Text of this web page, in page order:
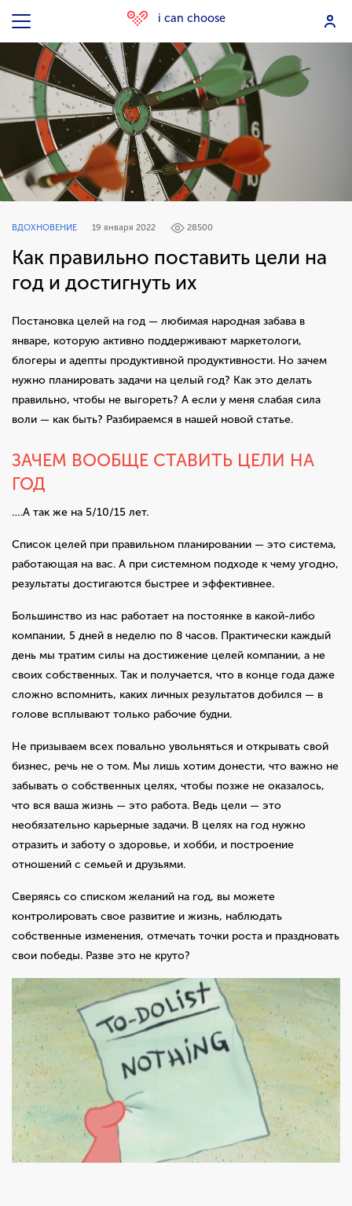
i can choose
ВДОХНОВЕНИЕ 19 января 2022 28500
Как правильно поставить цели на
год и достигнуть их
Постановка целей на год — любимая народная забава в
январе, которую активно поддерживают маркетологи,
блогеры и адепты продуктивной продуктивности. Но зачем
нужно планировать задачи на целый год? Как это делать
правильно, чтобы не выгореть? А если у меня слабая сила
воли — как быть? Разбираемся в нашей новой статье.
ЗАЧЕМ ВООБЩЕ СТАВИТЬ ЦЕЛИ НА
ГОД
….А так же на 5/10/15 лет.
Список целей при правильном планировании — это система,
работающая на вас. А при системном подходе к чему угодно,
результаты достигаются быстрее и эффективнее.
Большинство из нас работает на постоянке в какой-либо
компании, 5 дней в неделю по 8 часов. Практически каждый
день мы тратим силы на достижение целей компании, а не
своих собственных. Так и получается, что в конце года даже
сложно вспомнить, каких личных результатов добился — в
голове всплывают только рабочие будни.
Не призываем всех повально увольняться и открывать свой
бизнес, речь не о том. Мы лишь хотим донести, что важно не
забывать о собственных целях, чтобы позже не оказалось,
что вся ваша жизнь — это работа. Ведь цели — это
необязательно карьерные задачи. В целях на год нужно
отразить и заботу о здоровье, и хобби, и построение
отношений с семьей и друзьями.
Сверяясь со списком желаний на год, вы можете
контролировать свое развитие и жизнь, наблюдать
собственные изменения, отмечать точки роста и праздновать
свои победы. Разве это не круто?